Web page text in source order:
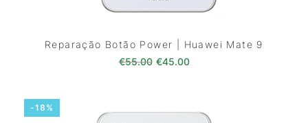
Reparação Botão Power | Huawei Mate 9
€55.00 O preço original era: €55.00.
€45.00O preço atual é:
-18%